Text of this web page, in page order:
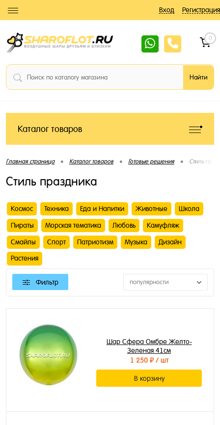
Вход Регистрация
0
Каталог товаров
Главная страница • Каталог товаров • Готовые решения • Стиль
Стиль праздника
Космос Техника Еда и Напитки Животные Школа
Пираты Морская тематика Любовь Камуфляж
Смайлы Спорт Патриотизм Музыка Дизайн
Растения
Фильтр популярности
Шар Сфера Омбре Желто-
Зеленая 41см
1 250 ₽/ шт
В корзину